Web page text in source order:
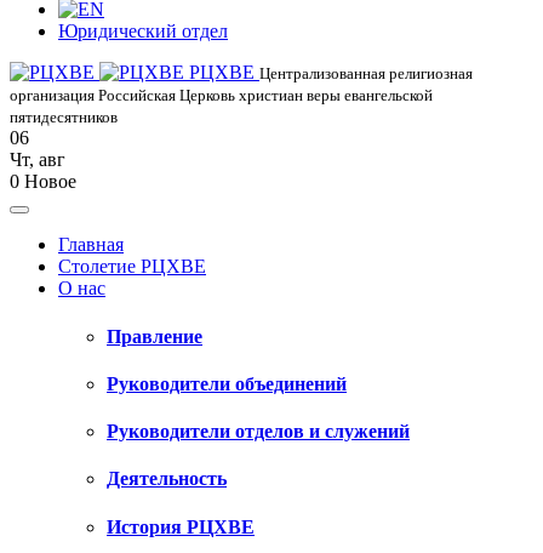
Юридический отдел
РЦХВЕ Централизованная религиозная
организация Российская Церковь христиан веры евангельской
пятидесятников
06
Чт, авг
0 Новое
Главная
Столетие РЦХВЕ
О нас
Правление
Руководители объединений
Руководители отделов и служений
Деятельность
История РЦХВЕ